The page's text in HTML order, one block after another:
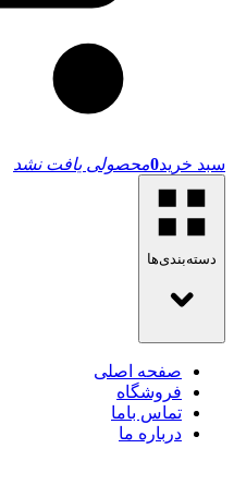
سبد خرید0محصولی یافت نشد
دسته‌بندی‌ها
صفحه اصلی
فروشگاه
تماس باما
درباره ما